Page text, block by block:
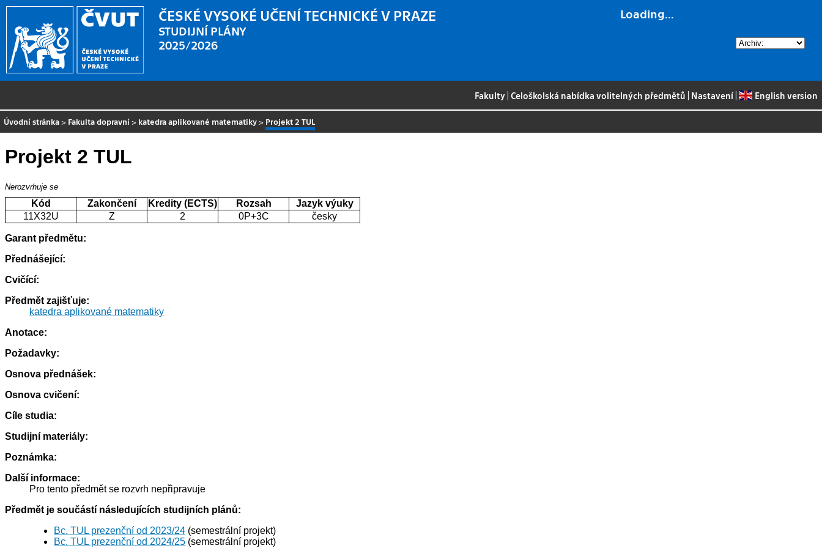
Loading...
ČESKÉ VYSOKÉ UČENÍ TECHNICKÉ V PRAZE
STUDIJNÍ PLÁNY
2025/2026
Fakulty |Celoškolská nabídka volitelných předmětů Nastavení| English version
Úvodní stránka > Fakulta dopravní > katedra aplikované matematiky > Projekt 2 TUL
Projekt 2 TUL
Nerozvrhuje se
Kód Zakončení Kredity (ECTS) Rozsah
Jazyk výuky
11X32U
Z 2 0P+3C česky
Garant předmětu:
Přednášející:
Cvičící:
Předmět zajišťuje:
katedra aplikované matematiky
Anotace:
Požadavky:
Osnova přednášek:
Osnova cvičení:
Cíle studia:
Studijní materiály:
Poznámka:
Další informace:
Pro tento předmět se rozvrh nepřipravuje
Předmět je součástí následujících studijních plánů:
Bc. TUL prezenční od 2023/24 (semestrální projekt)
Bc. TUL prezenční od 2024/25 (semestrální projekt)